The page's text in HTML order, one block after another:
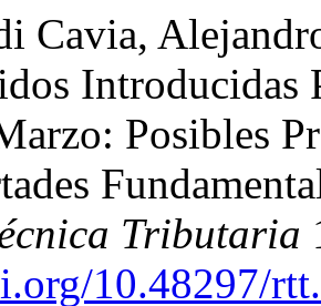
Cavia,
Introducidas
Posibles
Tributaria
10.48297/